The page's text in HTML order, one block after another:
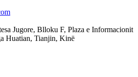
Jugore, Blloku F, Plaza e Informacionit
Huatian, Tianjin, Kinë